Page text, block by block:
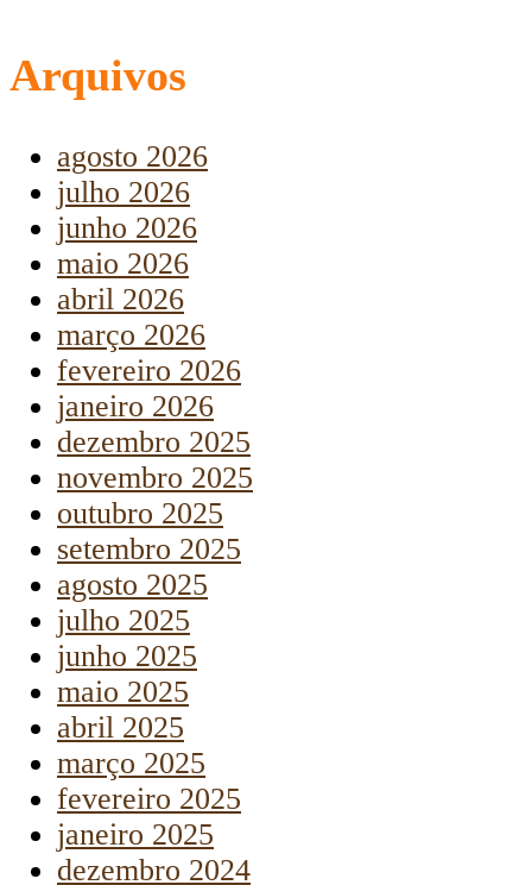
Arquivos
agosto 2026
julho 2026
junho 2026
maio 2026
abril 2026
março 2026
fevereiro 2026
janeiro 2026
dezembro 2025
novembro 2025
outubro 2025
setembro 2025
agosto 2025
julho 2025
junho 2025
maio 2025
abril 2025
março 2025
fevereiro 2025
janeiro 2025
dezembro 2024